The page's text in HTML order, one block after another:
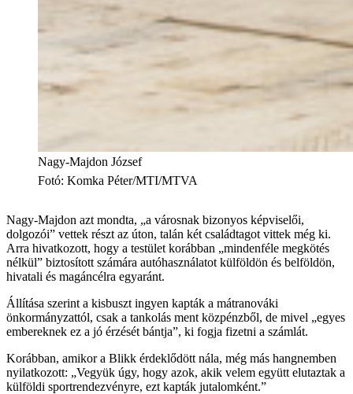
Nagy-Majdon József
Fotó: Komka Péter/MTI/MTVA
Nagy-Majdon azt mondta, „a városnak bizonyos képviselői,
dolgozói” vettek részt az úton, talán két családtagot vittek még ki.
Arra hivatkozott, hogy a testület korábban „mindenféle megkötés
nélkül” biztosított számára autóhasználatot külföldön és belföldön,
hivatali és magáncélra egyaránt.
Állítása szerint a kisbuszt ingyen kapták a mátranováki
önkormányzattól, csak a tankolás ment közpénzből, de mivel „egyes
embereknek ez a jó érzését bántja”, ki fogja fizetni a számlát.
Korábban, amikor a Blikk érdeklődött nála, még más hangnemben
nyilatkozott: „Vegyük úgy, hogy azok, akik velem együtt elutaztak a
külföldi sportrendezvényre, ezt kapták jutalomként.”